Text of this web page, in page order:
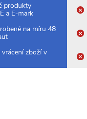
produkty
a E-mark
na míru 48
zboží v